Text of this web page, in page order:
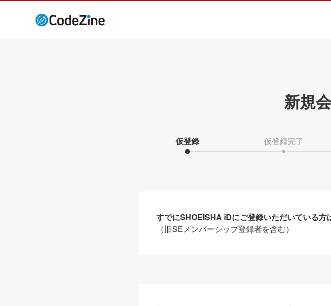
新規
仮登録 仮登録完了
すでにSHOEISHA iDにご登録いただいている方
（旧SEメンバーシップ登録者を含む）